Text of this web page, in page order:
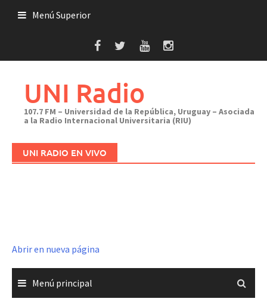
Menú Superior
UNI Radio
107.7 FM – Universidad de la República, Uruguay – Asociada
a la Radio Internacional Universitaria (RIU)
UNI RADIO EN VIVO
Abrir en nueva página
Menú principal